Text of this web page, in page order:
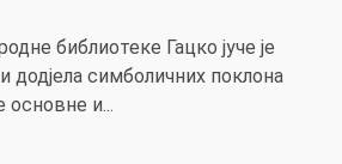
библиотеке Гацко јуче је
додјела симболичних поклона
основне и...